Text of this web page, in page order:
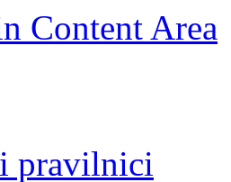
Content Area
pravilnici